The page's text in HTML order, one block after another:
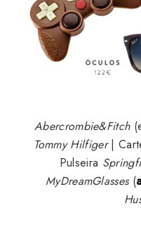
Abercrombie&Fitch
Tommy Hilfiger|
Pulseira
MyDreamGlasses(